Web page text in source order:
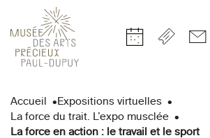
Gestion de vos préférences sur les
au
contenu
à
la
navigation
la
recherche
Accueil
Expositions virtuelles
La force du trait. L’expo musclée
La force en action : le travail et le sport